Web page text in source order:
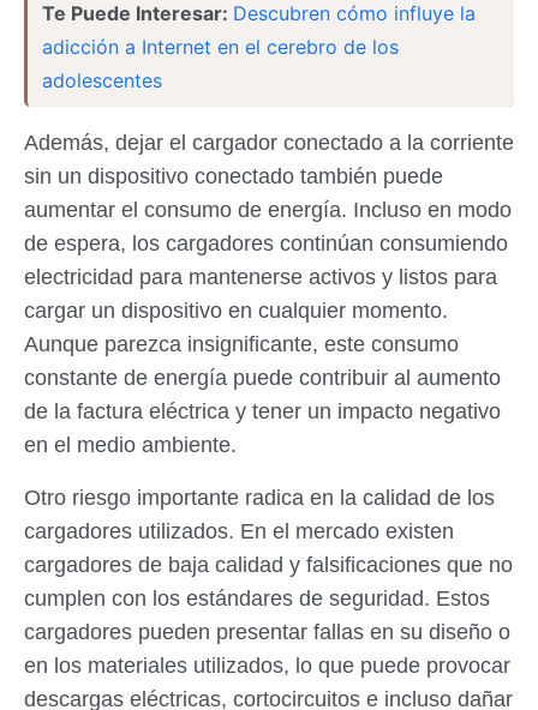
Te Puede Interesar: Descubren cómo influye la
adicción a Internet en el cerebro de los
adolescentes
Además, dejar el cargador conectado a la corriente
sin un dispositivo conectado también puede
aumentar el consumo de energía. Incluso en modo
de espera, los cargadores continúan consumiendo
electricidad para mantenerse activos y listos para
cargar un dispositivo en cualquier momento.
Aunque parezca insignificante, este consumo
constante de energía puede contribuir al aumento
de la factura eléctrica y tener un impacto negativo
en el medio ambiente.
Otro riesgo importante radica en la calidad de los
cargadores utilizados. En el mercado existen
cargadores de baja calidad y falsificaciones que no
cumplen con los estándares de seguridad. Estos
cargadores pueden presentar fallas en su diseño o
en los materiales utilizados, lo que puede provocar
descargas eléctricas, cortocircuitos e incluso dañar